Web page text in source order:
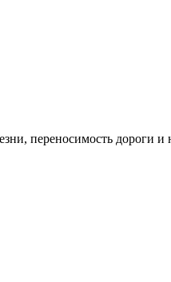
переносимость дороги и